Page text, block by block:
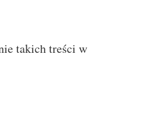
takich treści w